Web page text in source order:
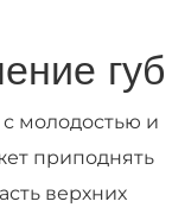
губ
молодостью и
приподнять
верхних